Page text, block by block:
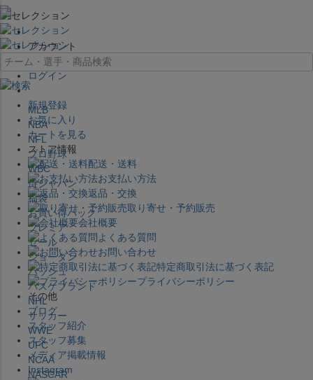
×
アカウント
ログイン
新規登録
お気に入り
カートを見る
ストア情報
配送・送料
お支払い方法
返品・交換
取り寄せ・予約販売
会社概要
よくある質問
お問い合わせ
特定商取引法に基づく表記
プライバシーポリシー
その他
ブログ
スタッフ紹介
スタッフ募集
メディア掲載情報
Instagram
MLB
NBA
NFL
プロ野球
WBC
侍ジャパン
福袋
お買い得パック
プレミア
セール
ジョーダン
バッシュ
バスケブランド
NHL
サッカー
WWE
UFC
NCAA
NASCAR